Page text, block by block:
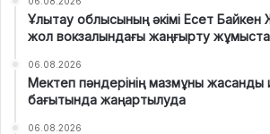
Ұлытау облысының әкімі Есет Байкен
жол вокзалындағы жаңғырту
06.08.2026
Мектеп пәндерінің мазмұны жасанды
бағытында жаңартылуда
06.08.2026